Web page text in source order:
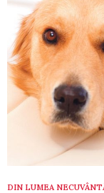
DIN LUMEA